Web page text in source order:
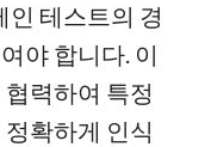
인 테스트의 경
야 합니다. 이
력하여 특정
확하게 인식